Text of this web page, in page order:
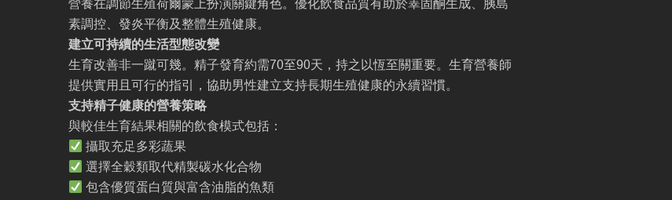
營養在調節生殖荷爾蒙上扮演關鍵角色。優化飲食品質有助於睪固酮生成、胰島
素調控、發炎平衡及整體生殖健康。
建立可持續的生活型態改變
生育改善非一蹴可幾。精子發育約需70至90天，持之以恆至關重要。生育營養師
提供實用且可行的指引，協助男性建立支持長期生殖健康的永續習慣。
支持精子健康的營養策略
與較佳生育結果相關的飲食模式包括：
攝取充足多彩蔬果
選擇全穀類取代精製碳水化合物
包含優質蛋白質與富含油脂的魚類